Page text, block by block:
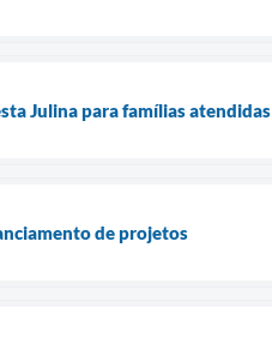
Julina para famílias atendidas
de projetos